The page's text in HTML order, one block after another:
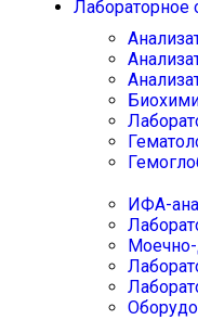
Лабораторное
ИФА-